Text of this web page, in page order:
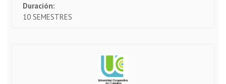
Duración:
10 SEMESTRES